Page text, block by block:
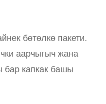
бөтөлкө пакети.
аарчыгыч жана
капкак башы